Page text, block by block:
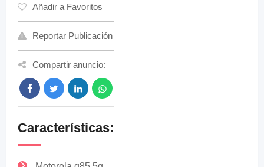
Añadir a Favoritos
Reportar Publicación
Compartir anuncio:
Características: